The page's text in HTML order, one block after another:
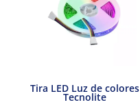
Tira LED Luz de colores
Tecnolite